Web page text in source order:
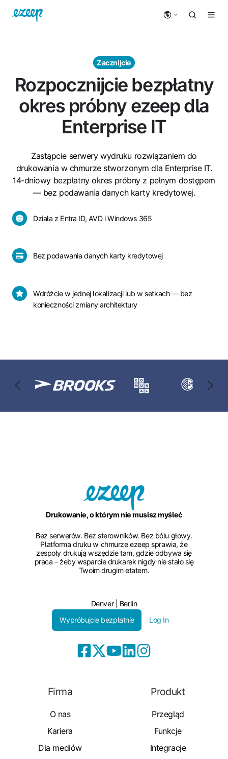
Zacznijcie
Rozpocznijcie bezpłatny
okres próbny ezeep dla
Enterprise IT
Zastąpcie serwery wydruku rozwiązaniem do
drukowania w chmurze stworzonym dla Enterprise IT.
14-dniowy bezpłatny okres próbny z pełnym dostępem
— bez podawania danych karty kredytowej.
Działa z Entra ID, AVD i Windows 365
Działa
ID,
AVD
Windows
365
Bez podawania danych karty kredytowej
Bez
podawania
karty
kredytowej
Wdróżcie w jednej lokalizacji lub w setkach — bez
konieczności zmiany architektury
Wdróżcie
w
bez
zmiany
Drukowanie, o którym nie musisz myśleć
Bez serwerów. Bez sterowników. Bez bólu głowy.
Platforma druku w chmurze ezeep sprawia, że
zespoły drukują wszędzie tam, gdzie odbywa się
praca – żeby wsparcie drukarek nigdy nie stało się
Twoim drugim etatem.
Denver | Berlin
Wypróbujcie bezpłatnie
Log In
Firma
O nas
Kariera
Dla mediów
Produkt
Przegląd
Funkcje
Integracje